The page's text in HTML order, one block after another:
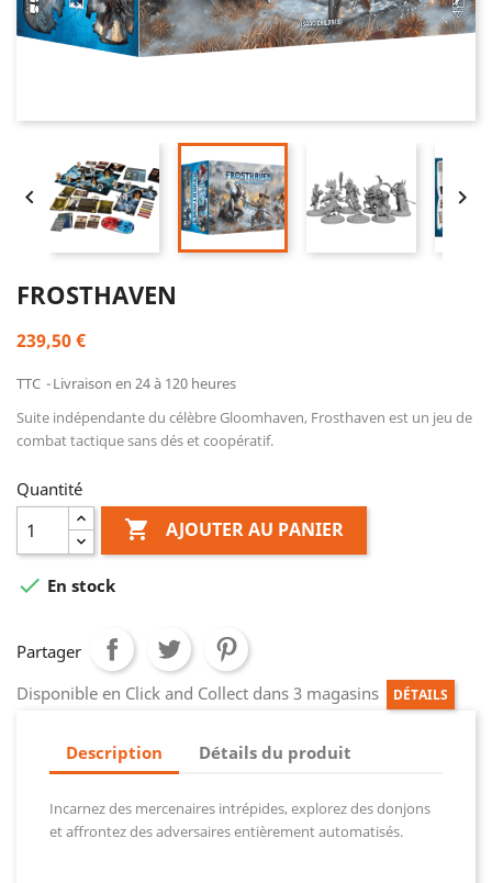
 
FROSTHAVEN
239,50 €
TTC
Livraison en 24 à 120 heures
Suite indépendante du célèbre Gloomhaven, Frosthaven est un jeu de
combat tactique sans dés et coopératif.
Quantité
 AJOUTER AU PANIER
 En stock
Partager
Disponible en Click and Collect dans 3 magasins
DÉTAILS
Description Détails du produit
Incarnez des mercenaires intrépides, explorez des donjons
et affrontez des adversaires entièrement automatisés.